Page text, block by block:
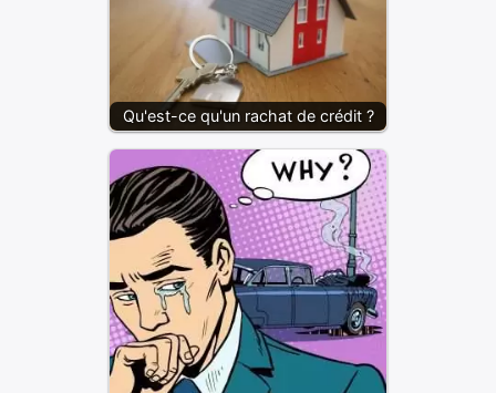
Qu'est-ce qu'un rachat de crédit ?